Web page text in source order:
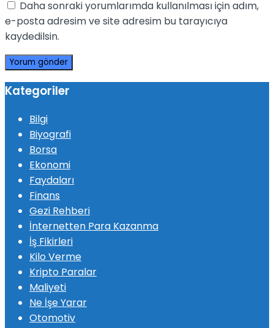
Daha sonraki yorumlarımda kullanılması için adım,
e-posta adresim ve site adresim bu tarayıcıya
kaydedilsin.
Kategoriler
Bilgi
Biyografi
Borsa
Ekonomi
Faydaları
Finans
Gezi Rehberi
İnternetten Para Kazanma
İş Fikirleri
Kilo Verme
Kripto Paralar
Maliyeti
Ne İşe Yarar
Otomotiv